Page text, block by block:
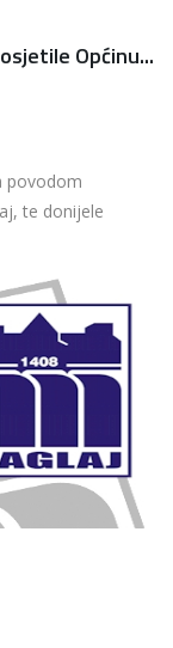
Općinu...
povodom
te donijele